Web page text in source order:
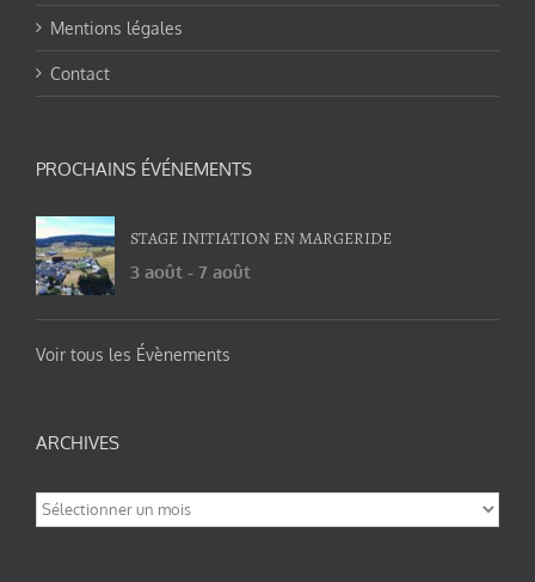
Mentions légales
Contact
PROCHAINS ÉVÉNEMENTS
STAGE INITIATION EN MARGERIDE
3 août - 7 août
Voir tous les Évènements
ARCHIVES
Archives